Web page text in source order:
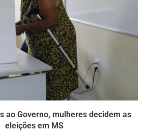
ao Governo, mulheres decidem as
eleições em MS